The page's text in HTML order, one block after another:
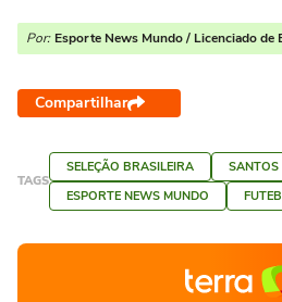
Por: Esporte News Mundo / Licenciado de
Compartilhar
TAGS
SELEÇÃO BRASILEIRA SANTOS
ESPORTE NEWS MUNDO